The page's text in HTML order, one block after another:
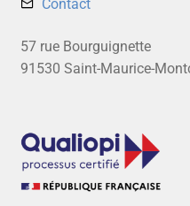
Contact
57 rue Bourguignette
91530 Saint-Maurice-